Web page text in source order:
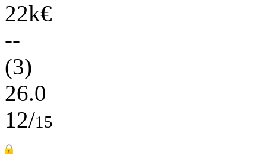
22k€
--
(3)
26.0
12/15